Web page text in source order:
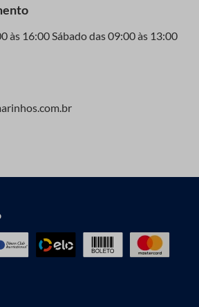
às 16:00 Sábado das 09:00 às 13:00